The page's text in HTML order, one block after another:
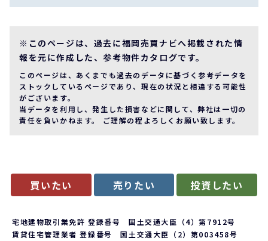
※このページは、過去に福岡売買ナビへ掲載された情
報を元に作成した、参考物件カタログです。
このページは、あくまでも過去のデータに基づく参考データを
ストックしているページであり、現在の状況と相違する可能性
がございます。
当データを利用し、発生した損害などに関して、弊社は一切の
責任を負いかねます。 ご理解の程よろしくお願い致します。
買いたい 売りたい 投資したい
宅地建物取引業免許 登録番号 国土交通大臣（4）第7912号
賃貸住宅管理業者 登録番号 国土交通大臣（2）第003458号